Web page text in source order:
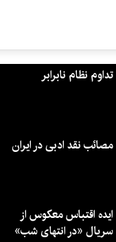
تداوم نظام نابرابر
مصائب نقد ادبی در ایران
ایده اقتباس معکوس از
سریال «در انتهای شب»